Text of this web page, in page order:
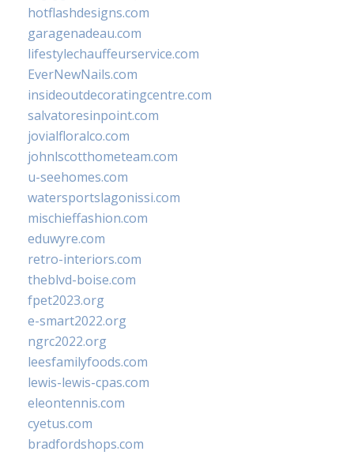
hotflashdesigns.com
garagenadeau.com
lifestylechauffeurservice.com
EverNewNails.com
insideoutdecoratingcentre.com
salvatoresinpoint.com
jovialfloralco.com
johnlscotthometeam.com
u-seehomes.com
watersportslagonissi.com
mischieffashion.com
eduwyre.com
retro-interiors.com
theblvd-boise.com
fpet2023.org
e-smart2022.org
ngrc2022.org
leesfamilyfoods.com
lewis-lewis-cpas.com
eleontennis.com
cyetus.com
bradfordshops.com